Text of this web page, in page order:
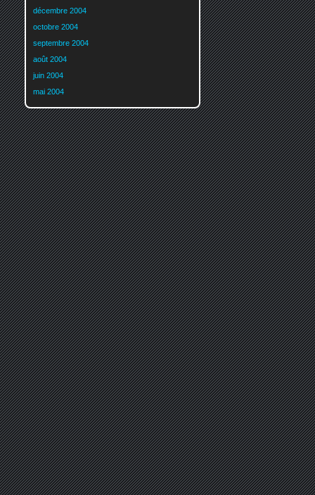
décembre 2004
octobre 2004
septembre 2004
août 2004
juin 2004
mai 2004